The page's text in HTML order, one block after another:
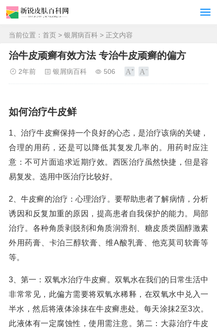
当前位置： 首页 > 银屑病百科 > 正文内容
治牛皮顽癣有效方法 专治牛皮顽癣的偏方
2年前 银屑病百科 506
如何治疗牛皮鲜
1、治疗牛皮癣保持一个良好的心态，是治疗该病的关键，
合理的用药，还是可以降低其复发几率的。用药时应注
意：不可片面追求近期疗效。西医治疗虽然快捷，但是容
易复发。选用中医治疗比较好。
2、牛皮癣的治疗：心理治疗。要帮助患者了解病情，分析
诱因和反复加重的原因，提高患者自我保护的能力。局部
治疗。各种角质剥脱剂和角质润滑剂、糖皮质类固醇激素
外用药膏、卡泊三醇软膏、维A酸乳膏、他克莫司软膏等
等。
3、第一：双氧水治疗牛皮癣。双氧水在我们的日常生活中
非常常见，此偏方需要将双氧水稀释，在双氧水中兑入一
半水，然后将液体涂抹在牛皮癣患处。每天涂抹2至3次。
此液体有一定腐蚀性，使用需注意。第二：大蒜治疗牛皮